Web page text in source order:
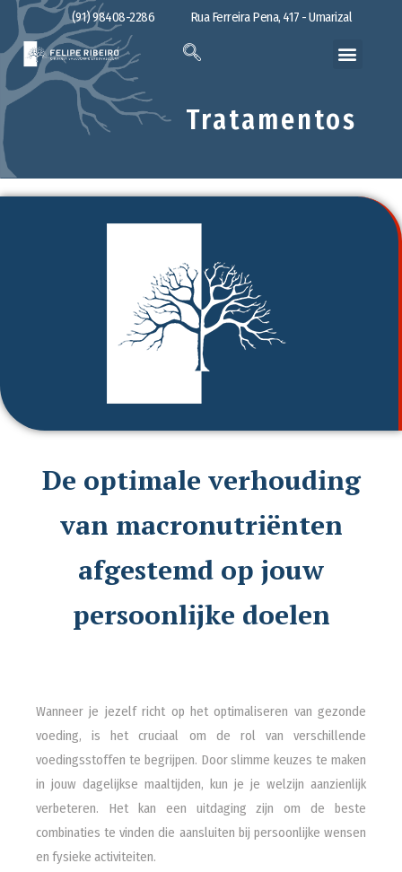
(91) 98408-2286 Rua Ferreira Pena, 417 - Umarizal
Tratamentos
De optimale verhouding
van macronutriënten
afgestemd op jouw
persoonlijke doelen
Wanneer je jezelf richt op het optimaliseren van gezonde
voeding, is het cruciaal om de rol van verschillende
voedingsstoffen te begrijpen. Door slimme keuzes te maken
in jouw dagelijkse maaltijden, kun je je welzijn aanzienlijk
verbeteren. Het kan een uitdaging zijn om de beste
combinaties te vinden die aansluiten bij persoonlijke wensen
en fysieke activiteiten.